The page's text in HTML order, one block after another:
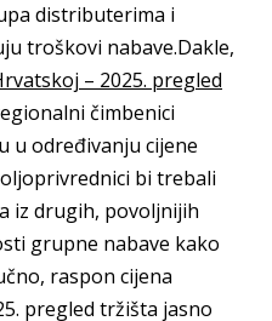
distributerima i
troškovi nabave.Dakle,
– 2025. pregled
čimbenici
u određivanju cijene
bi trebali
iz drugih, povoljnijih
grupne nabave kako
raspon cijena
pregled tržišta jasno